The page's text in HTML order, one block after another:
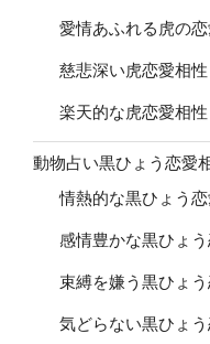
愛情あふれる虎の
慈悲深い虎恋愛相性
楽天的な虎恋愛相性
動物占い黒ひょう恋愛
情熱的な黒ひょう
感情豊かな黒ひょ
束縛を嫌う黒ひょ
気どらない黒ひょ